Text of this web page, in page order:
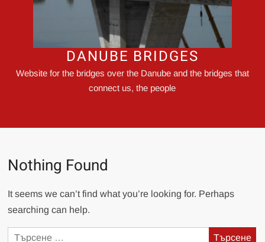
DANUBE BRIDGES
Website for the bridges over the Danube and the bridges that
connect us, the people
Nothing Found
It seems we can’t find what you’re looking for. Perhaps
searching can help.
Търсене